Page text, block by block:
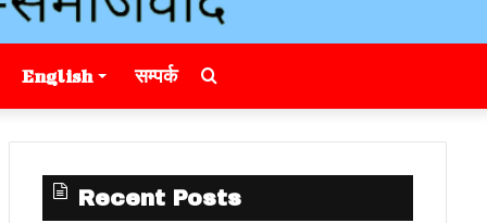
English सम्पर्क Search
for
Recent Posts